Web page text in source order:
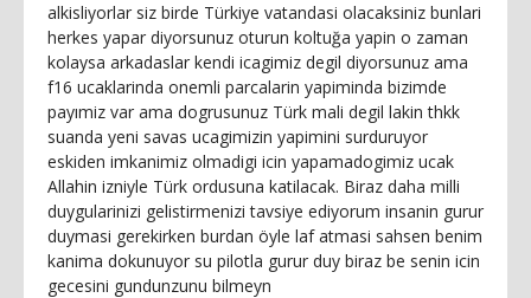
alkisliyorlar siz birde Türkiye vatandasi olacaksiniz bunlari
herkes yapar diyorsunuz oturun koltuğa yapin o zaman
kolaysa arkadaslar kendi icagimiz degil diyorsunuz ama
f16 ucaklarinda onemli parcalarin yapiminda bizimde
payımiz var ama dogrusunuz Türk mali degil lakin thkk
suanda yeni savas ucagimizin yapimini surduruyor
eskiden imkanimiz olmadigi icin yapamadogimiz ucak
Allahin izniyle Türk ordusuna katilacak. Biraz daha milli
duygularinizi gelistirmenizi tavsiye ediyorum insanin gurur
duymasi gerekirken burdan öyle laf atmasi sahsen benim
kanima dokunuyor su pilotla gurur duy biraz be senin icin
gecesini gundunzunu bilmeyn